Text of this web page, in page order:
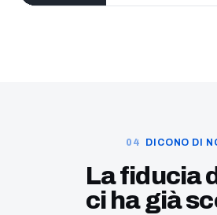
DICONO DI
La fiducia
ci ha già